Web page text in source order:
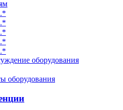
оборудования
оборудования